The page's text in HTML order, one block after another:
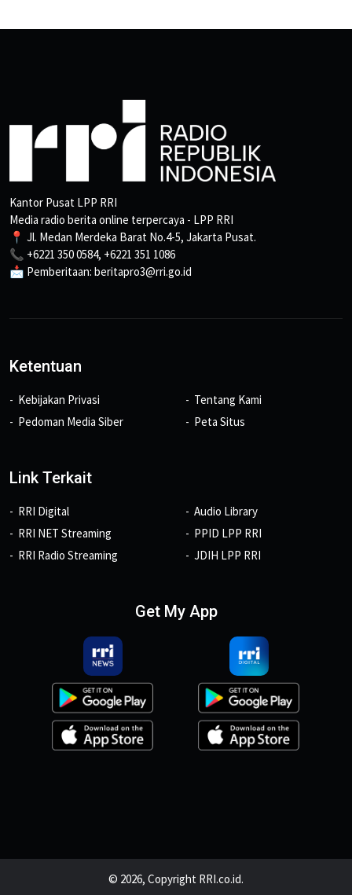
Kantor Pusat LPP RRI
Media radio berita online terpercaya - LPP RRI
📍 Jl. Medan Merdeka Barat No.4-5, Jakarta Pusat.
📞 +6221 350 0584, +6221 351 1086
📩 Pemberitaan: beritapro3@rri.go.id
Ketentuan
Kebijakan Privasi
Pedoman Media Siber
Tentang Kami
Peta Situs
Link Terkait
RRI Digital
RRI NET Streaming
RRI Radio Streaming
Audio Library
PPID LPP RRI
JDIH LPP RRI
Get My App
© 2026, Copyright RRI.co.id.